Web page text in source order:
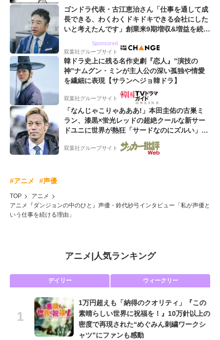
ゴンドラ代表・古江恵治さん「仕事を通して成
長できる、わくわくドキドキできる会社にした
いと考えたんです」創業来9期増収&増益を続け
Sponsored
双葉社グループサイト
韓ドラ史上に残る名作史劇『恋人』”演技の
神”ナムグン・ミンが主人公の深い孤独や情愛
を繊細に表現【サランヘジョ韓ドラ】
双葉社グループサイト
「なんじゃこりゃあああ!」本田圭佑の古巣ミ
ラン、漆黒×蛍光レッドの超絶クールな新サー
ドユニに世界が熱狂「サードなのにズルい」
「こりゃかっけえわ」
双葉社グループサイト
#アニメ #声優
TOP
アニメ
アニメ『ダンジョンの中のひと』声優・鈴代紗弓インタビュー「私が声優と
いう仕事を続ける理由」
アニメ 人気ランキング
デイリー ウィークリー
1万円超えも「納得のクオリティ」『この
素晴らしい世界に祝福を！』10万針以上の
密度で再現された“めぐみん刺繍ワークシ
ャツ”にファンも感動